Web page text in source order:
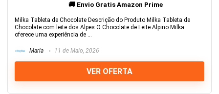
🚚 Envio Gratis Amazon Prime
Milka Tableta de Chocolate Descrição do Produto Milka Tableta de
Chocolate com leite dos Alpes O Chocolate de Leite Alpino Milka
oferece uma experiência de ...
Maria 11 de Maio, 2026
VER OFERTA